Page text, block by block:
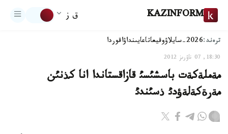
KAZINFORM ق ز
ترەند:2026-سايلاۋ وقيعاتاعايىنداۋاقوردا
18:30, 07 ناۋرىز 2012
مةملةكةت باسشئسئ قازاقستاندا انا كذنئن
مةرةكةلةؤدئ ذسئندئ